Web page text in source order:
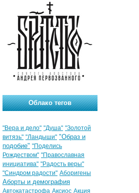
Облако тегов
"Вера и дело" "Душа" "Золотой
витязь" "Ландыши" "Образ и
подобие" "Поделись
Рождеством" "Православная
инициатива" "Радость веры"
"Синдром радости" Аборигены
Аборты и демография
Автокатастрофа Аксиос Акция